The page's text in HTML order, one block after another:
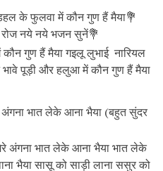
के फुलवा में कौन गुण हैं मैया💐
नये नये भजन सुनें💐
गुण हैं मैया गइलू लुभाई नारियल
भावे पूड़ी और हलुआ में कौन गुण हैं मैया
अंगना भात लेके आना भैया (बहुत सुंदर
अंगना भात लेके आना भैया भात लेके
भैया सासू को साड़ी लाना ससुर को